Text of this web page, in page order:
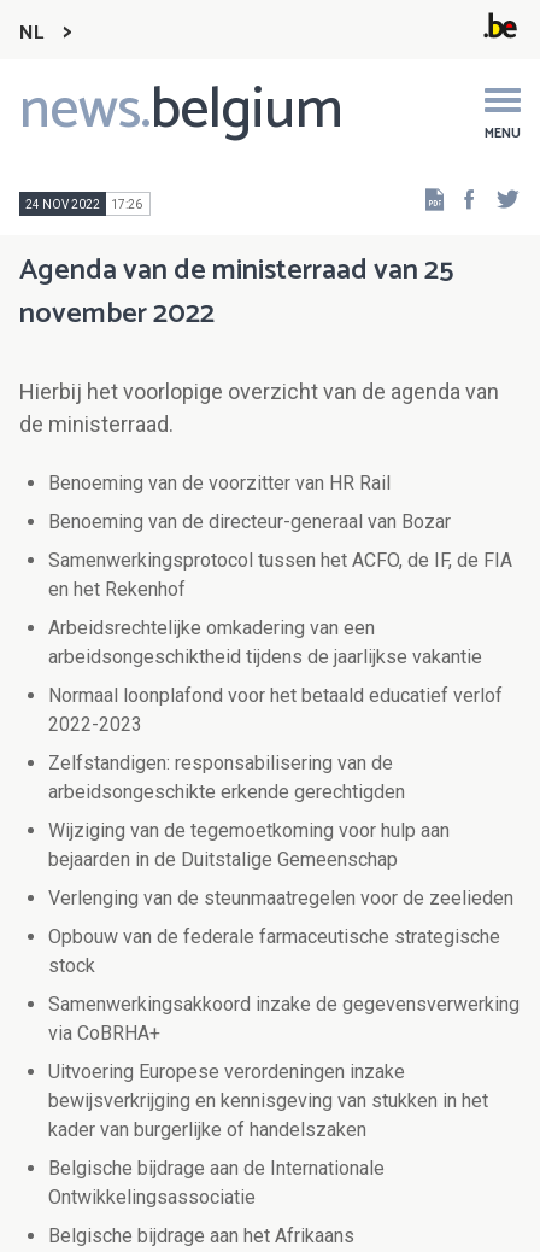
NL
news.belgium MENU
Main
navigation
24 NOV 2022 17:26
Agenda van de ministerraad van 25
november 2022
Hierbij het voorlopige overzicht van de agenda van
de ministerraad.
Benoeming van de voorzitter van HR Rail
Benoeming van de directeur-generaal van Bozar
Samenwerkingsprotocol tussen het ACFO, de IF, de FIA
en het Rekenhof
Arbeidsrechtelijke omkadering van een
arbeidsongeschiktheid tijdens de jaarlijkse vakantie
Normaal loonplafond voor het betaald educatief verlof
2022-2023
Zelfstandigen: responsabilisering van de
arbeidsongeschikte erkende gerechtigden
Wijziging van de tegemoetkoming voor hulp aan
bejaarden in de Duitstalige Gemeenschap
Verlenging van de steunmaatregelen voor de zeelieden
Opbouw van de federale farmaceutische strategische
stock
Samenwerkingsakkoord inzake de gegevensverwerking
via CoBRHA+
Uitvoering Europese verordeningen inzake
bewijsverkrijging en kennisgeving van stukken in het
kader van burgerlijke of handelszaken
Belgische bijdrage aan de Internationale
Ontwikkelingsassociatie
Belgische bijdrage aan het Afrikaans